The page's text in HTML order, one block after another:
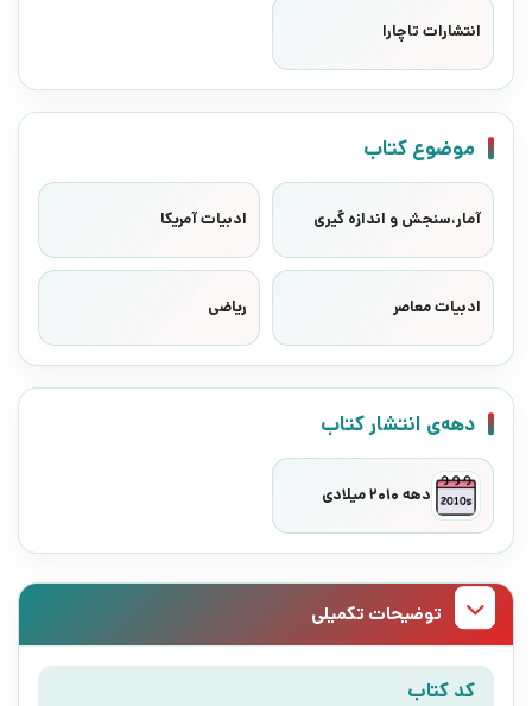
انتشارات تاچارا
موضوع کتاب
آمار،سنجش و اندازه گیری ادبیات آمریکا
ادبیات معاصر ریاضی
دهه‌ی انتشار کتاب
دهه 2010 میلادی
توضیحات تکمیلی
کد کتاب